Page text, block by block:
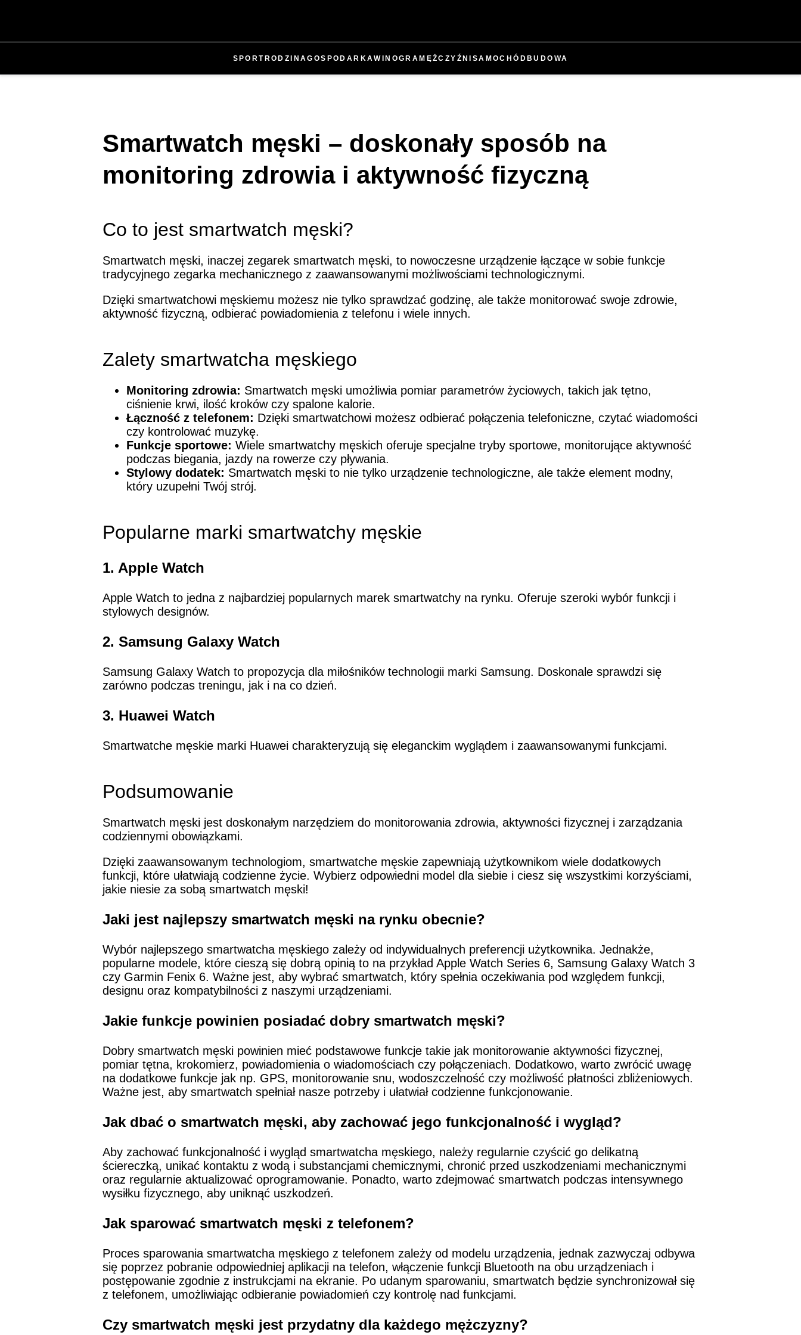
SPORT RODZINAGOSPODARKAWINOGRA MĘŻCZYŹNI SAMOCHÓD BUDOWA
Smartwatch męski – doskonały sposób na
monitoring zdrowia i aktywność fizyczną
Co to jest smartwatch męski?
Smartwatch męski, inaczej zegarek smartwatch męski, to nowoczesne urządzenie łączące w sobie funkcje
tradycyjnego zegarka mechanicznego z zaawansowanymi możliwościami technologicznymi.
Dzięki smartwatchowi męskiemu możesz nie tylko sprawdzać godzinę, ale także monitorować swoje zdrowie,
aktywność fizyczną, odbierać powiadomienia z telefonu i wiele innych.
Zalety smartwatcha męskiego
Monitoring zdrowia: Smartwatch męski umożliwia pomiar parametrów życiowych, takich jak tętno,
ciśnienie krwi, ilość kroków czy spalone kalorie.
Łączność z telefonem: Dzięki smartwatchowi możesz odbierać połączenia telefoniczne, czytać wiadomości
czy kontrolować muzykę.
Funkcje sportowe: Wiele smartwatchy męskich oferuje specjalne tryby sportowe, monitorujące aktywność
podczas biegania, jazdy na rowerze czy pływania.
Stylowy dodatek: Smartwatch męski to nie tylko urządzenie technologiczne, ale także element modny,
który uzupełni Twój strój.
Popularne marki smartwatchy męskie
1. Apple Watch
Apple Watch to jedna z najbardziej popularnych marek smartwatchy na rynku. Oferuje szeroki wybór funkcji i
stylowych designów.
2. Samsung Galaxy Watch
Samsung Galaxy Watch to propozycja dla miłośników technologii marki Samsung. Doskonale sprawdzi się
zarówno podczas treningu, jak i na co dzień.
3. Huawei Watch
Smartwatche męskie marki Huawei charakteryzują się eleganckim wyglądem i zaawansowanymi funkcjami.
Podsumowanie
Smartwatch męski jest doskonałym narzędziem do monitorowania zdrowia, aktywności fizycznej i zarządzania
codziennymi obowiązkami.
Dzięki zaawansowanym technologiom, smartwatche męskie zapewniają użytkownikom wiele dodatkowych
funkcji, które ułatwiają codzienne życie. Wybierz odpowiedni model dla siebie i ciesz się wszystkimi korzyściami,
jakie niesie za sobą smartwatch męski!
Jaki jest najlepszy smartwatch męski na rynku obecnie?
Wybór najlepszego smartwatcha męskiego zależy od indywidualnych preferencji użytkownika. Jednakże,
popularne modele, które cieszą się dobrą opinią to na przykład Apple Watch Series 6, Samsung Galaxy Watch 3
czy Garmin Fenix 6. Ważne jest, aby wybrać smartwatch, który spełnia oczekiwania pod względem funkcji,
designu oraz kompatybilności z naszymi urządzeniami.
Jakie funkcje powinien posiadać dobry smartwatch męski?
Dobry smartwatch męski powinien mieć podstawowe funkcje takie jak monitorowanie aktywności fizycznej,
pomiar tętna, krokomierz, powiadomienia o wiadomościach czy połączeniach. Dodatkowo, warto zwrócić uwagę
na dodatkowe funkcje jak np. GPS, monitorowanie snu, wodoszczelność czy możliwość płatności zbliżeniowych.
Ważne jest, aby smartwatch spełniał nasze potrzeby i ułatwiał codzienne funkcjonowanie.
Jak dbać o smartwatch męski, aby zachować jego funkcjonalność i wygląd?
Aby zachować funkcjonalność i wygląd smartwatcha męskiego, należy regularnie czyścić go delikatną
ściereczką, unikać kontaktu z wodą i substancjami chemicznymi, chronić przed uszkodzeniami mechanicznymi
oraz regularnie aktualizować oprogramowanie. Ponadto, warto zdejmować smartwatch podczas intensywnego
wysiłku fizycznego, aby uniknąć uszkodzeń.
Jak sparować smartwatch męski z telefonem?
Proces sparowania smartwatcha męskiego z telefonem zależy od modelu urządzenia, jednak zazwyczaj odbywa
się poprzez pobranie odpowiedniej aplikacji na telefon, włączenie funkcji Bluetooth na obu urządzeniach i
postępowanie zgodnie z instrukcjami na ekranie. Po udanym sparowaniu, smartwatch będzie synchronizował się
z telefonem, umożliwiając odbieranie powiadomień czy kontrolę nad funkcjami.
Czy smartwatch męski jest przydatny dla każdego mężczyzny?